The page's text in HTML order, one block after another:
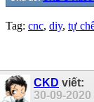
Tag: cnc, diy, tự
CKD viết:
30-09-2020